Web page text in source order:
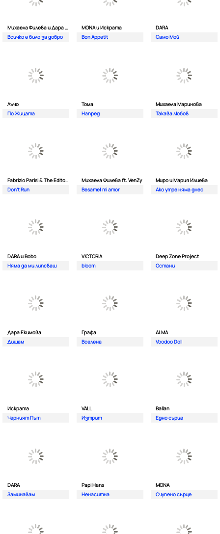
Михаела Филева и Дара Екимова
Всичко е било за добро
MONA и Искрата
Bon Appetit
DARA
Само Мой
Лъчо
По Жицата
Тома
Напред
Михаела Маринова
Такава любов
Fabrizio Parisi & The Editor ft. ALMA
Don't Run
Михаела Филева ft. VenZy
Besame| mi amor
Миро и Мария Илиева
Ако утре няма днес
DARA и Bobo
Няма да ми липсваш
VICTORIA
bloom
Deep Zone Project
Остани
Дара Екимова
Дишам
Графа
Вселена
ALMA
Voodoo Doll
Искрата
Черният Път
VALL
Изтрит
Ballan
Едно сърце
DARA
Заминавам
Papi Hans
Ненаситна
MONA
Счупено сърце